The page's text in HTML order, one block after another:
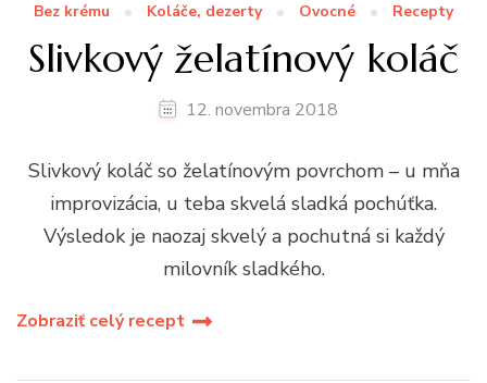
Bez krému Koláče, dezerty Ovocné Recepty
Slivkový želatínový koláč
12. novembra 2018
Slivkový koláč so želatínovým povrchom – u mňa
improvizácia, u teba skvelá sladká pochúťka.
Výsledok je naozaj skvelý a pochutná si každý
milovník sladkého.
Zobraziť celý recept